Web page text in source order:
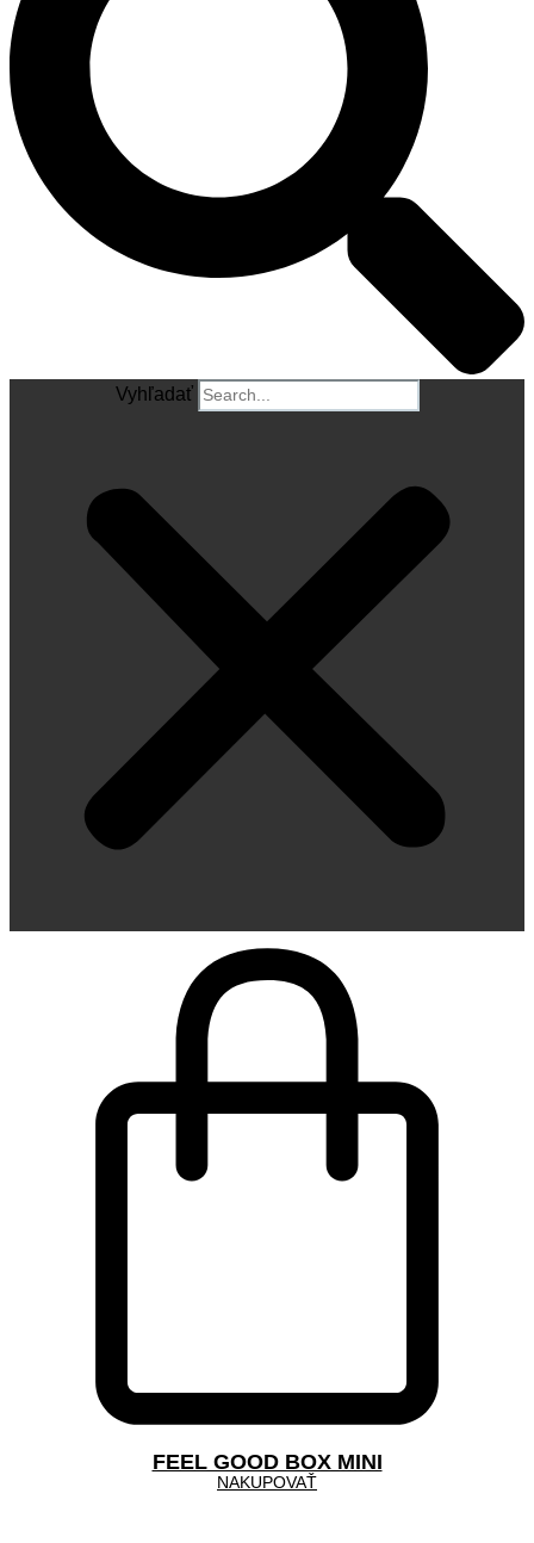
Vyhľadať
FEEL GOOD BOX MINI
NAKUPOVAŤ